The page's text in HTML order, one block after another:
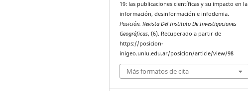
19: las publicaciones científicas y su impacto en la
información, desinformación e infodemia.
Posición. Revista Del Instituto De Investigaciones
Geográficas, (6). Recuperado a partir de
https://posicion-
inigeo.unlu.edu.ar/posicion/article/view/98
Más formatos de cita